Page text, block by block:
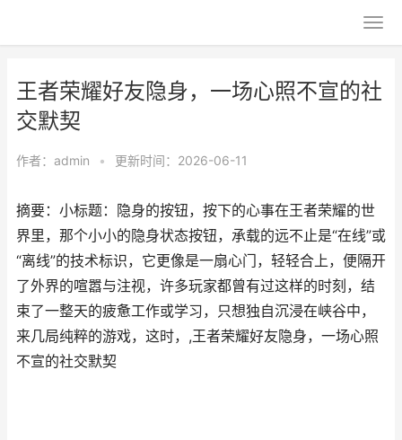
王者荣耀好友隐身，一场心照不宣的社
交默契
作者： admin • 更新时间：2026-06-11
摘要：小标题：隐身的按钮，按下的心事在王者荣耀的世
界里，那个小小的隐身状态按钮，承载的远不止是“在线”或
“离线”的技术标识，它更像是一扇心门，轻轻合上，便隔开
了外界的喧嚣与注视，许多玩家都曾有过这样的时刻，结
束了一整天的疲惫工作或学习，只想独自沉浸在峡谷中，
来几局纯粹的游戏，这时，,王者荣耀好友隐身，一场心照
不宣的社交默契